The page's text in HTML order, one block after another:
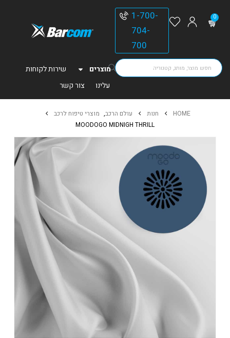
0
1-700-
704-
700
מוצרים
שירות לקוחות
עלינו
צור קשר
HOME חנות עולם הרכב, מוצרי טיפוח לרכב
MOODOGO MIDNIGH THRILL